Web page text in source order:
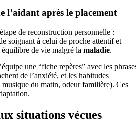
l’aidant après le placement
de reconstruction personnelle :
soignant à celui de proche attentif et
de vie malgré la maladie.
une “fiche repères” avec les
de l’anxiété, et les habitudes
musique du matin, odeur familière). Ces
situations vécues